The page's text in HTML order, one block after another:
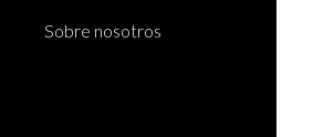
Sobre nosotros